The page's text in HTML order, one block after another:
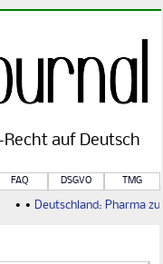
Rechtauf Deutsch
FAQ DSGVO TMG
Deutschland: Pharma zu billig